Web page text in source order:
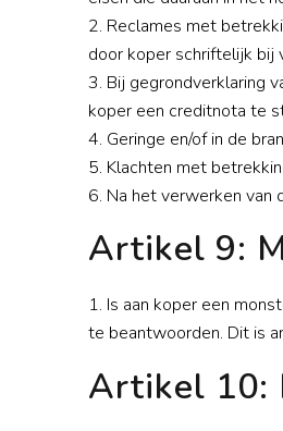
2. Reclames met
door koper schriftelijk bij
3. Bij gegrondverklaring
koper een creditnota te
4. Geringe en/of in de
5. Klachten met
6. Na het verwerken van
Artikel 9:
1. Is aan koper een
te beantwoorden. Dit is
Artikel 10: